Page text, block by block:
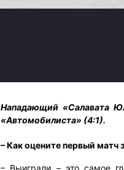
Нападающий «Салавата
«Автомобилиста» (4:1).
– Как оцените первый матч
– Выиграли – это самое